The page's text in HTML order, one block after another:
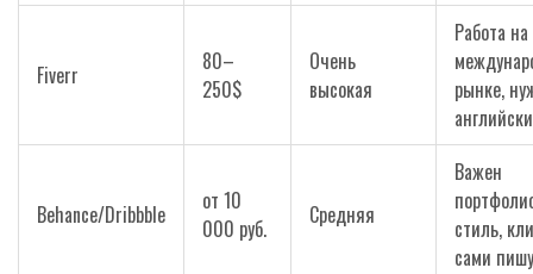
Fiverr
80–
250$
Очень
высокая
Работа на
рынке,
Behance/Dribbble
от 10
000 руб.
Средняя
Важен
стиль,
сами